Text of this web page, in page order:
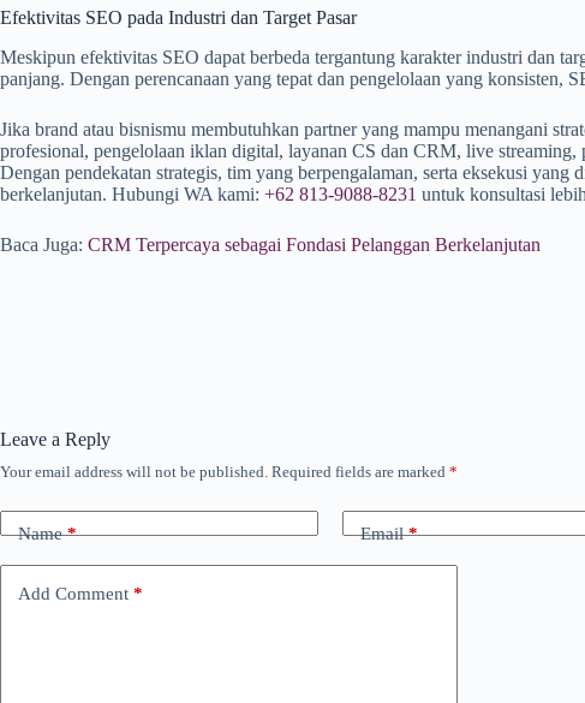
Efektivitas SEO pada Industri dan Target Pasar
Meskipun efektivitas SEO dapat berbeda tergantung karakter industri dan
panjang. Dengan perencanaan yang tepat dan pengelolaan yang konsisten,
Jika brand atau bisnismu membutuhkan partner yang mampu menangani
profesional, pengelolaan iklan digital, layanan CS dan CRM, live streaming,
Dengan pendekatan strategis, tim yang berpengalaman, serta eksekusi
berkelanjutan. Hubungi WA kami: +62 813-9088-8231 untuk konsultasi
Baca Juga: CRM Terpercaya sebagai Fondasi Pelanggan Berkelanjutan
Leave a Reply
Your email address will not be published. Required fields are marked *
Name* Email*
Add Comment *